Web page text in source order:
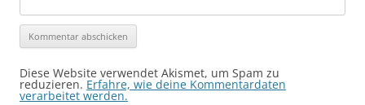
Alternative:
Diese Website verwendet Akismet, um Spam zu
reduzieren. Erfahre, wie deine Kommentardaten
verarbeitet werden.